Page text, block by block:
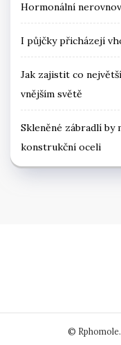
Hormonální
I půjčky přicházejí
Jak zajistit co
vnějším světě
Skleněné zábradlí
konstrukční oceli
©